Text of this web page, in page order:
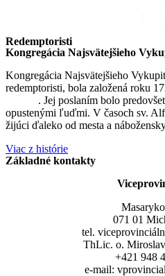
Redemptoristi
Kongregácia Najsvätejšieho
Kongregácia Najsvätejšieho
redemptoristi, bola založená roku
. Jej poslaním bolo
opustenými ľuďmi. V časoch sv.
žijúci ďaleko od mesta a
Viac z histórie
Základné kontakty
071 01
tel.
ThLic. o.
+421 948
e-mail: